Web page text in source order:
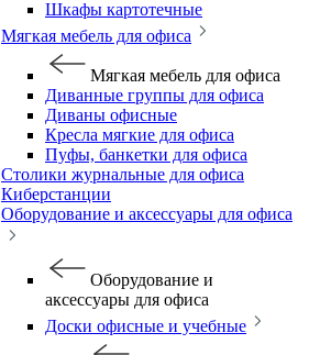
Шкафы картотечные
Мягкая мебель для офиса
Мягкая мебель для офиса
Диванные группы для офиса
Диваны офисные
Кресла мягкие для офиса
Пуфы, банкетки для офиса
Столики журнальные для офиса
Киберстанции
Оборудование и аксессуары для офиса
Оборудование и
аксессуары для офиса
Доски офисные и учебные